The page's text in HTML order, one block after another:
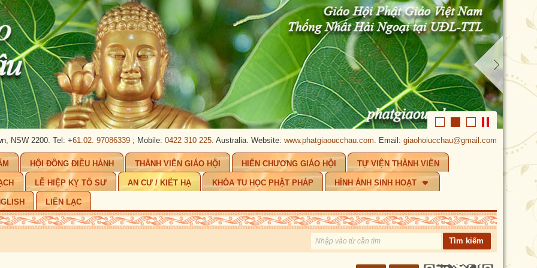
2200. Tel: +61.02. 97086339; Mobile: 0422 310 225 . Australia.Website:www.phatgiaoucchau.com . Email:giaohoiucchau@gmail.com. PHẬT GIÁO ÚC
HỘI ĐỒNG ĐIỀU HÀNH THÀNH VIÊN GIÁO HỘI HIẾN CHƯƠNG GIÁO HỘI TỰ VIỆN THÀNH VIÊN
LỄ HIỆP KỴ TỔ SƯ AN CƯ / KIẾT HẠ KHÓA TU HỌC PHẬT PHÁP HÌNH ẢNH SINH HOẠT
LIÊN LẠC